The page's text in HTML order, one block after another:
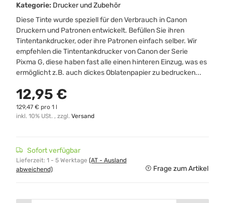
Kategorie: Drucker und Zubehör
Diese Tinte wurde speziell für den Verbrauch in Canon
Druckern und Patronen entwickelt. Befüllen Sie ihren
Tintentankdrucker, oder ihre Patronen einfach selber. Wir
empfehlen die Tintentankdrucker von Canon der Serie
Pixma G, diese haben fast alle einen hinteren Einzug, was es
ermöglicht z.B. auch dickes Oblatenpapier zu bedrucken...
12,95 €
129,47 € pro 1 l
inkl. 10% USt. , zzgl. Versand
Sofort verfügbar
Lieferzeit: 1 - 5 Werktage (AT - Ausland
abweichend)
Frage zum Artikel